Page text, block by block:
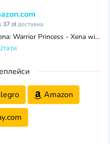
37 złдоставка
Funko Pop TV: Xena: Warrior Princess - Xena with Spear - Collectable Vinyl Figure - Gift Idea - Official Merchandise - Toys for Kids & Adults - Action
Amazon